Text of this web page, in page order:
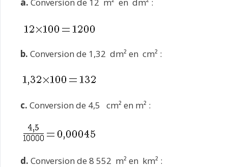
b. Conversion de 1,32 dm² en cm² :
c. Conversion de 4,5 cm² en m² :
d. Conversion de 8 552 m² en km² :